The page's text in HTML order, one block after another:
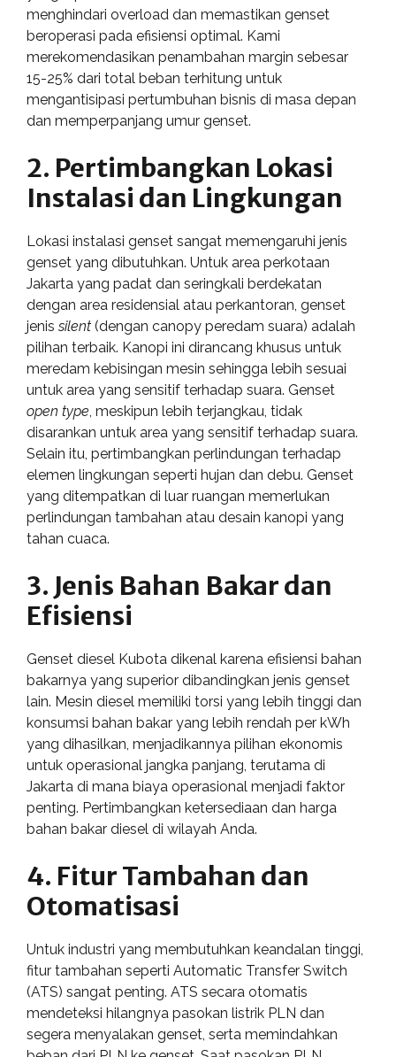
menghindari overload dan memastikan genset
beroperasi pada efisiensi optimal. Kami
merekomendasikan penambahan margin sebesar
15-25% dari total beban terhitung untuk
mengantisipasi pertumbuhan bisnis di masa depan
dan memperpanjang umur genset.
2. Pertimbangkan Lokasi
Instalasi dan Lingkungan
Lokasi instalasi genset sangat memengaruhi jenis
genset yang dibutuhkan. Untuk area perkotaan
Jakarta yang padat dan seringkali berdekatan
dengan area residensial atau perkantoran, genset
jenissilent (dengan canopy peredam suara) adalah
pilihan terbaik. Kanopi ini dirancang khusus untuk
meredam kebisingan mesin sehingga lebih sesuai
untuk area yang sensitif terhadap suara. Genset
open type , meskipun lebih terjangkau, tidak
disarankan untuk area yang sensitif terhadap suara.
Selain itu, pertimbangkan perlindungan terhadap
elemen lingkungan seperti hujan dan debu. Genset
yang ditempatkan di luar ruangan memerlukan
perlindungan tambahan atau desain kanopi yang
tahan cuaca.
3. Jenis Bahan Bakar dan
Efisiensi
Genset diesel Kubota dikenal karena efisiensi bahan
bakarnya yang superior dibandingkan jenis genset
lain. Mesin diesel memiliki torsi yang lebih tinggi dan
konsumsi bahan bakar yang lebih rendah per kWh
yang dihasilkan, menjadikannya pilihan ekonomis
untuk operasional jangka panjang, terutama di
Jakarta di mana biaya operasional menjadi faktor
penting. Pertimbangkan ketersediaan dan harga
bahan bakar diesel di wilayah Anda.
4. Fitur Tambahan dan
Otomatisasi
Untuk industri yang membutuhkan keandalan tinggi,
fitur tambahan seperti Automatic Transfer Switch
(ATS) sangat penting. ATS secara otomatis
mendeteksi hilangnya pasokan listrik PLN dan
segera menyalakan genset, serta memindahkan